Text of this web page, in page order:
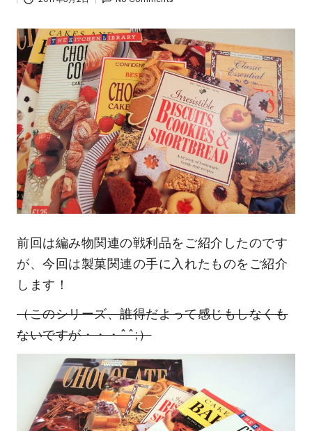
前回は編み物関連の戦利品をご紹介したのです
が、今回は製菓関連の手に入れたものをご紹介
します！
（このシリーズ、誰得だよって感じもしなくも
ないですが・・・^^;）